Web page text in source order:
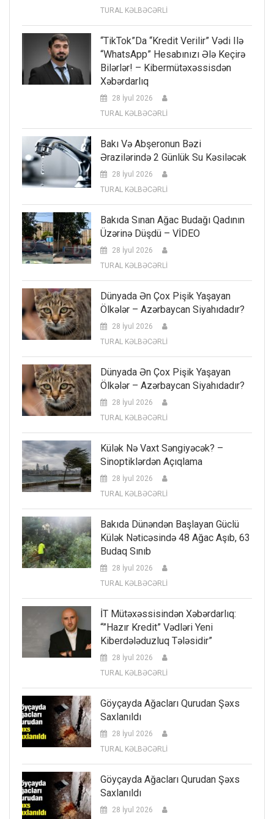
TURAL KƏLBƏCƏRLİ
“TikTok”da “kredit Verilir” Vədi Ilə
“WhatsApp” Hesabınızı Ələ Keçirə
Bilərlər! – Kibermütəxəssisdən
Xəbərdarlıq
28 İyul 2026
TURAL KƏLBƏCƏRLİ
Bakı Və Abşeronun Bəzi
Ərazilərində 2 Günlük Su Kəsiləcək
28 İyul 2026
TURAL KƏLBƏCƏRLİ
Bakıda Sınan Ağac Budağı Qadının
Üzərinə Düşdü – VİDEO
28 İyul 2026
TURAL KƏLBƏCƏRLİ
Dünyada Ən Çox Pişik Yaşayan
Ölkələr – Azərbaycan Siyahıdadır?
28 İyul 2026
TURAL KƏLBƏCƏRLİ
Dünyada Ən Çox Pişik Yaşayan
Ölkələr – Azərbaycan Siyahıdadır?
28 İyul 2026
TURAL KƏLBƏCƏRLİ
Külək Nə Vaxt Səngiyəcək? –
Sinoptiklərdən Açıqlama
28 İyul 2026
TURAL KƏLBƏCƏRLİ
Bakıda Dünəndən Başlayan Güclü
Külək Nəticəsində 48 Ağac Aşıb, 63
Budaq Sınıb
28 İyul 2026
TURAL KƏLBƏCƏRLİ
İT Mütəxəssisindən Xəbərdarlıq:
“”Hazır Kredit” Vədləri Yeni
Kiberdələduzluq Tələsidir”
28 İyul 2026
TURAL KƏLBƏCƏRLİ
Göyçayda Ağacları Qurudan Şəxs
Saxlanıldı
28 İyul 2026
TURAL KƏLBƏCƏRLİ
Göyçayda Ağacları Qurudan Şəxs
Saxlanıldı
28 İyul 2026